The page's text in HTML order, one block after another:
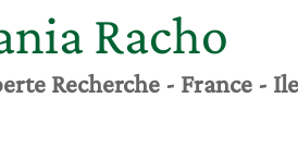
Racho
Recherche - France -